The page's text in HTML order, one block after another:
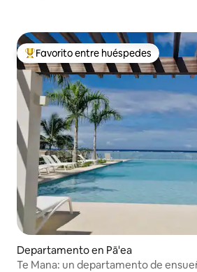
Favorito entre los huéspedes más
Favorito entre huéspedes
Departamento en Pā'ea
Te Mana: un departamento de